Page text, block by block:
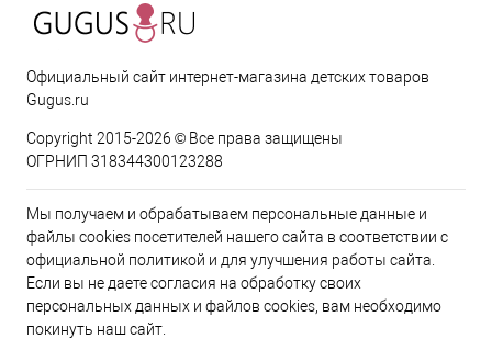
Официальный сайт интернет-магазина детских товаров
Gugus.ru
Copyright 2015-2026 © Все права защищены
ОГРНИП 318344300123288
Мы получаем и обрабатываем персональные данные и
файлы cookies посетителей нашего сайта в соответствии с
официальной политикой и для улучшения работы сайта.
Если вы не даете согласия на обработку своих
персональных данных и файлов cookies, вам необходимо
покинуть наш сайт.